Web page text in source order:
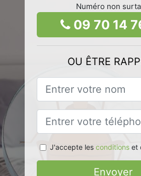
Numéro non
09 70 14
OU ÊTRE
J'accepte les conditionset
Envoyer